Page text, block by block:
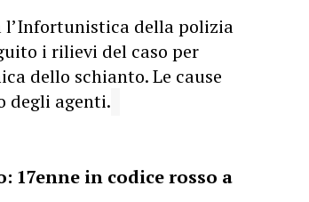
l’Infortunistica della polizia
i rilievi del caso per
dello schianto. Le cause
degli agenti.
17enne in codice rosso a